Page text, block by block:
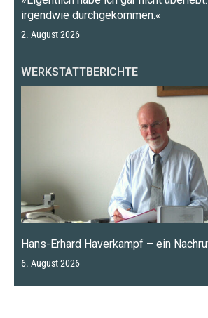
irgendwie durchgekommen.«
2. August 2026
WERKSTATTBERICHTE
Hans-Erhard Haverkampf – ein
6. August 2026